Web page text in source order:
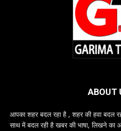
ABOUT
आपका शहर बदल रहा है , शहर की हवा बदल
साथ में बदल रही है खबर की भाषा, लिखने का